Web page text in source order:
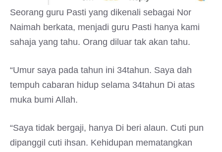
Seorang guru Pasti yang dikenali sebagai Nor
Naimah berkata, menjadi guru Pasti hanya kami
sahaja yang tahu. Orang diluar tak akan tahu.
“Umur saya pada tahun ini 34tahun. Saya dah
tempuh cabaran hidup selama 34tahun Di atas
muka bumi Allah.
“Saya tidak bergaji, hanya Di beri alaun. Cuti pun
dipanggil cuti ihsan. Kehidupan mematangkan